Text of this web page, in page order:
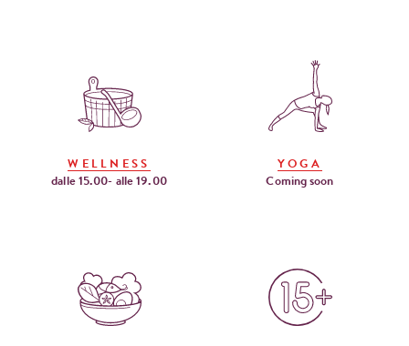
WELLNESS
dalle 15.00- alle 19.00
YOGA
Coming soon